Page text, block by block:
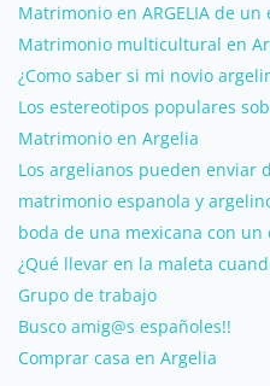
Matrimonio en ARGELIA de
Matrimonio multicultural en
¿Como saber si mi novio
Los estereotipos populares
Matrimonio en Argelia
Los argelianos pueden enviar
matrimonio espanola y
boda de una mexicana con un
¿Qué llevar en la maleta
Grupo de trabajo
Busco amig@s españoles!!
Comprar casa en Argelia